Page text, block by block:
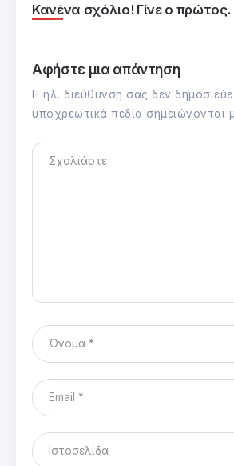
Κανένα σχόλιο! Γίνε ο πρώτος.
Αφήστε μια απάντηση
Η ηλ. διεύθυνση σας δεν
υποχρεωτικά πεδία σημειώνονται